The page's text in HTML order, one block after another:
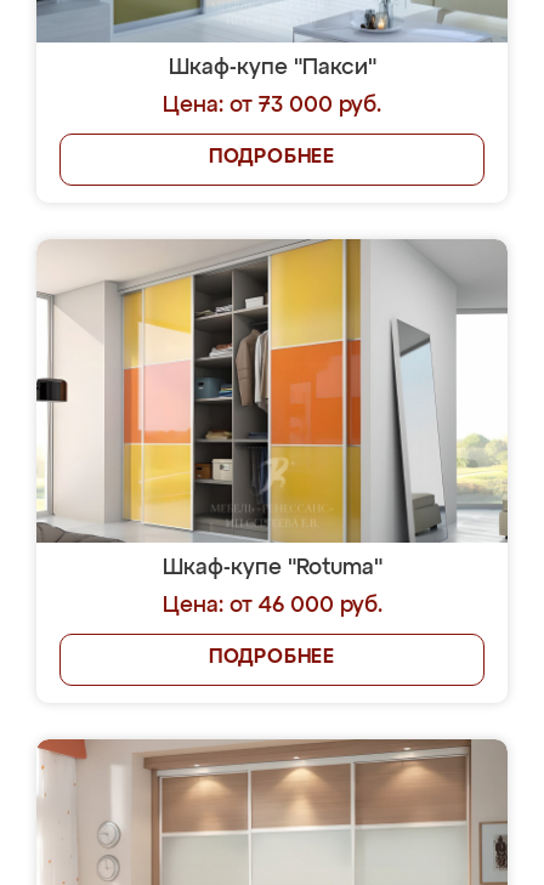
Шкаф-купе "Пакси"
Цена: от 73 000 руб.
ПОДРОБНЕЕ
Шкаф-купе "Rotuma"
Цена: от 46 000 руб.
ПОДРОБНЕЕ